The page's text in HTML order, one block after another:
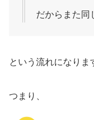
だからまた同
という流れになりま
つまり、